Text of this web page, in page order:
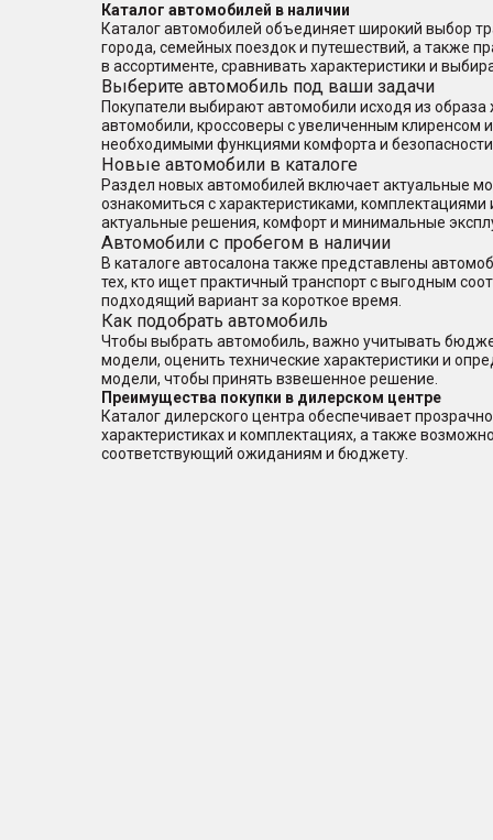
Каталог автомобилей в наличии
Каталог автомобилей объединяет широкий выбор
города, семейных поездок и путешествий, а также
в ассортименте, сравнивать характеристики и
Выберите автомобиль под ваши задачи
Покупатели выбирают автомобили исходя из
автомобили, кроссоверы с увеличенным клиренсом
необходимыми функциями комфорта и безопасности.
Новые автомобили в каталоге
Раздел новых автомобилей включает актуальные
ознакомиться с характеристиками,
актуальные решения, комфорт и минимальные
Автомобили с пробегом в наличии
В каталоге автосалона также представлены
тех, кто ищет практичный транспорт с выгодным
подходящий вариант за короткое время.
Как подобрать автомобиль
Чтобы выбрать автомобиль, важно учитывать
модели, оценить технические характеристики и
модели, чтобы принять взвешенное решение.
Преимущества покупки в дилерском центре
Каталог дилерского центра обеспечивает
характеристиках и комплектациях, а также
соответствующий ожиданиям и бюджету.